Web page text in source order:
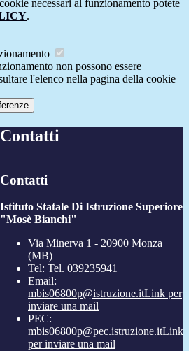
necessari al funzionamento potete
.
non possono essere
l'elenco nella pagina della cookie
Contatti
Istituto Statale Di Istruzione Superiore
"Mosè Bianchi"
Via Minerva 1 - 20900 Monza
(MB)
Tel: Tel. 039235941
Email:
mbis06800p@istruzione.itLink per
inviare una mail
PEC:
mbis06800p@pec.istruzione.itLink
per inviare una mail